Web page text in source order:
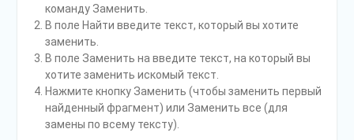
команду Заменить.
В поле Найти введите текст, который вы хотите
заменить.
В поле Заменить на введите текст, на который вы
хотите заменить искомый текст.
Нажмите кнопку Заменить (чтобы заменить первый
найденный фрагмент) или Заменить все (для
замены по всему тексту).